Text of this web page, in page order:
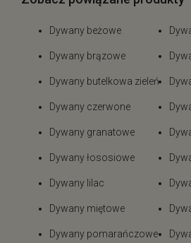
Dywany beżowe
Dywany brązowe
Dywany butelkowa zieleń
Dywany czerwone
Dywany granatowe
Dywany łososiowe
Dywany lilac
Dywany miętowe
Dywany pomarańczowe